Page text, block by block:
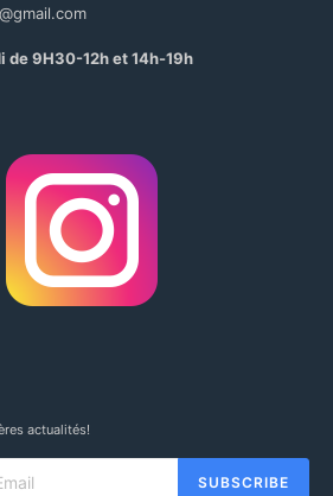
de 9H30-12h et 14h-19h
actualités!
SUBSCRIBE